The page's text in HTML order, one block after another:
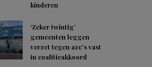
kinderen
‘Zeker twintig’
gemeenten leggen
verzet tegen azc’s vast
in coalitieakkoord